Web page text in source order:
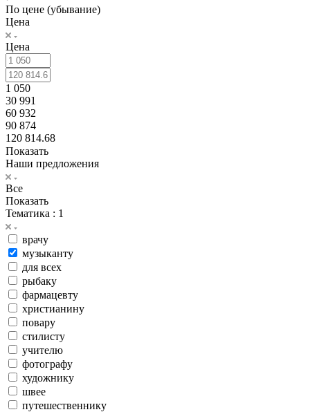
По цене (убывание)
Цена
Цена
1 050
30 991
60 932
90 874
120 814.68
Показать
Наши предложения
Все
Показать
Тематика : 1
врачу
музыканту
для всех
рыбаку
фармацевту
христианину
повару
стилисту
учителю
фотографу
художнику
швее
путешественнику